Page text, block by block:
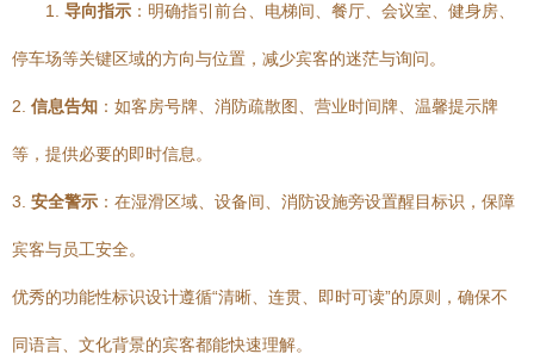
1. 导向指示 ：明确指引前台、电梯间、餐厅、会议室、健身房、
停车场等关键区域的方向与位置，减少宾客的迷茫与询问。
2. 信息告知 ：如客房号牌、消防疏散图、营业时间牌、温馨提示牌
等，提供必要的即时信息。
3. 安全警示 ：在湿滑区域、设备间、消防设施旁设置醒目标识，保障
宾客与员工安全。
优秀的功能性标识设计遵循“清晰、连贯、即时可读”的原则，确保不
同语言、文化背景的宾客都能快速理解。